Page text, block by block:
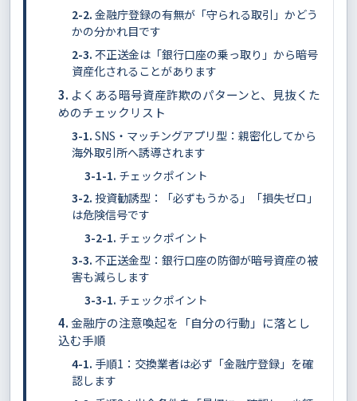
金融庁登録の有無が「守られる取引」かどう
かの分かれ目です
不正送金は「銀行口座の乗っ取り」から暗号
資産化されることがあります
よくある暗号資産詐欺のパターンと、見抜くた
めのチェックリスト
SNS・マッチングアプリ型：親密化してから
海外取引所へ誘導されます
チェックポイント
投資勧誘型：「必ずもうかる」「損失ゼロ」
は危険信号です
チェックポイント
不正送金型：銀行口座の防御が暗号資産の被
害も減らします
チェックポイント
金融庁の注意喚起を「自分の行動」に落とし
込む手順
手順1：交換業者は必ず「金融庁登録」を確
認します